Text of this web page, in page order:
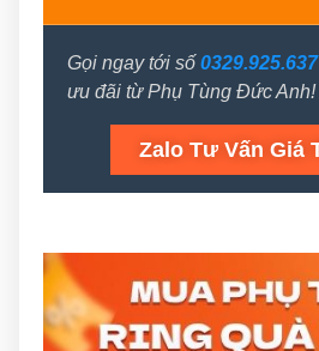
Gọi ngay tới số 0329.925.637
ưu đãi từ Phụ Tùng Đức Anh!
Zalo Tư Vấn Giá